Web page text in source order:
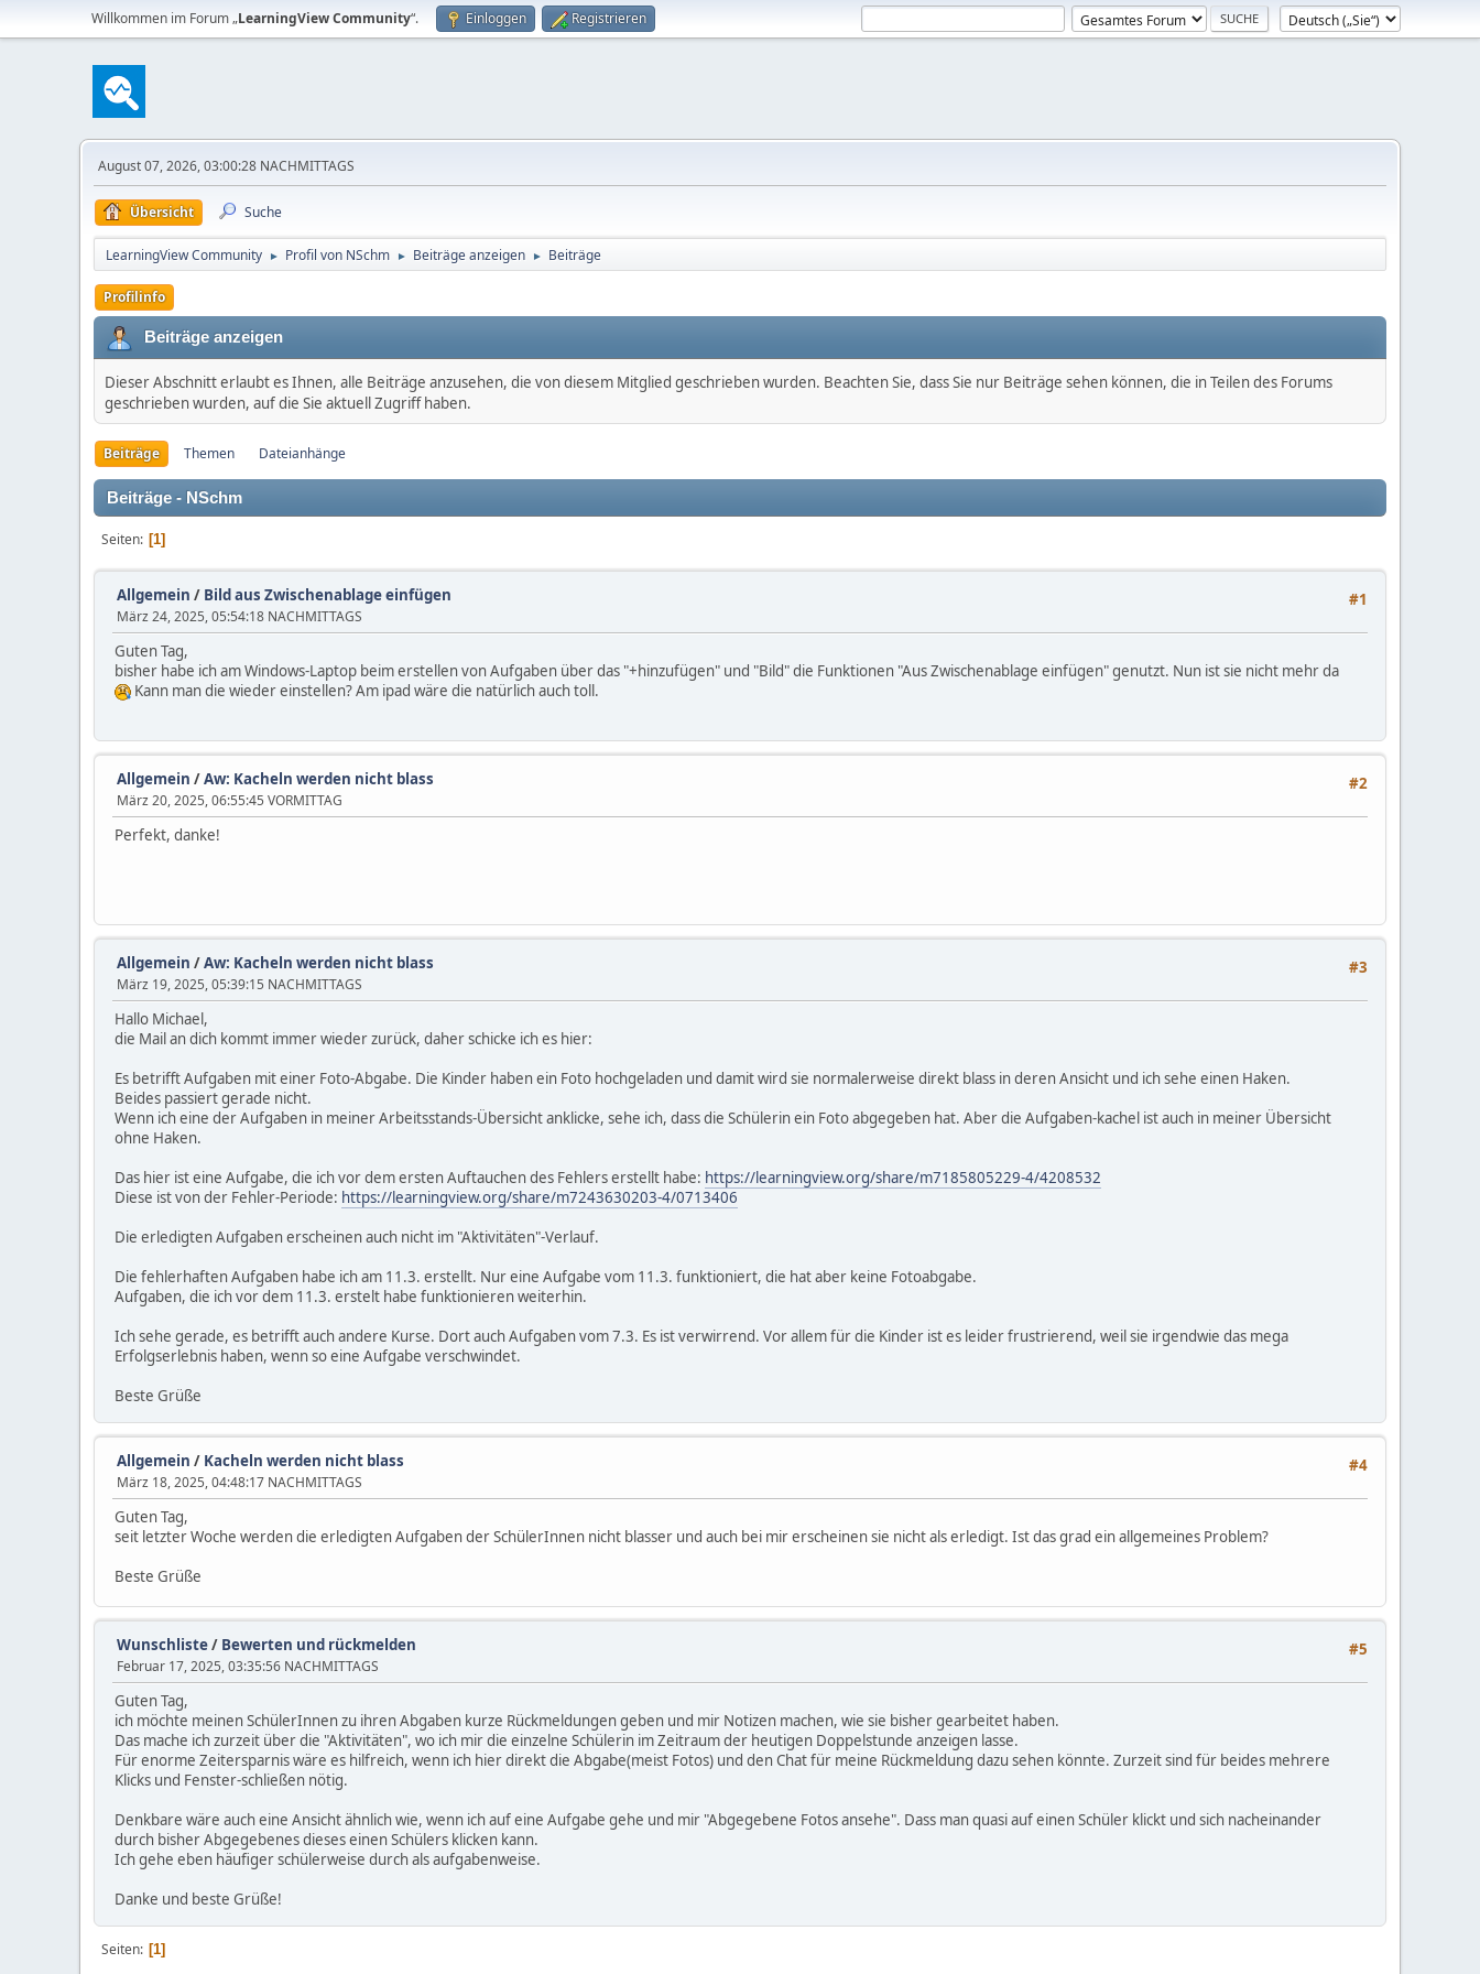
Willkommen im Forum „LearningView Community“. Einloggen Registrieren
August 07, 2026, 03:00:28 NACHMITTAGS
Übersicht Suche
LearningView Community ► Profil von NSchm ► Beiträge anzeigen ► Beiträge
Profilinfo
Beiträge anzeigen
Dieser Abschnitt erlaubt es Ihnen, alle Beiträge anzusehen, die von diesem Mitglied geschrieben wurden. Beachten Sie, dass Sie nur Beiträge sehen können, die in Teilen des Forums
geschrieben wurden, auf die Sie aktuell Zugriff haben.
Beiträge Themen Dateianhänge
Beiträge - NSchm
Seiten 1
#1
Allgemein / Bild aus Zwischenablage einfügen
März 24, 2025, 05:54:18 NACHMITTAGS
Guten Tag,
bisher habe ich am Windows-Laptop beim erstellen von Aufgaben über das "+hinzufügen" und "Bild" die Funktionen "Aus Zwischenablage einfügen" genutzt. Nun ist sie nicht mehr da
Kann man die wieder einstellen? Am ipad wäre die natürlich auch toll.
#2
Allgemein /Aw: Kacheln werden nicht blass
März 20, 2025, 06:55:45 VORMITTAG
Perfekt, danke!
#3
Allgemein /Aw: Kacheln werden nicht blass
März 19, 2025, 05:39:15 NACHMITTAGS
Hallo Michael,
die Mail an dich kommt immer wieder zurück, daher schicke ich es hier:
Es betrifft Aufgaben mit einer Foto-Abgabe. Die Kinder haben ein Foto hochgeladen und damit wird sie normalerweise direkt blass in deren Ansicht und ich sehe einen Haken.
Beides passiert gerade nicht.
Wenn ich eine der Aufgaben in meiner Arbeitsstands-Übersicht anklicke, sehe ich, dass die Schülerin ein Foto abgegeben hat. Aber die Aufgaben-kachel ist auch in meiner Übersicht
ohne Haken.
Das hier ist eine Aufgabe, die ich vor dem ersten Auftauchen des Fehlers erstellt habe: https://learningview.org/share/m7185805229-4/4208532
Diese ist von der Fehler-Periode: https://learningview.org/share/m7243630203-4/0713406
Die erledigten Aufgaben erscheinen auch nicht im "Aktivitäten"-Verlauf.
Die fehlerhaften Aufgaben habe ich am 11.3. erstellt. Nur eine Aufgabe vom 11.3. funktioniert, die hat aber keine Fotoabgabe.
Aufgaben, die ich vor dem 11.3. erstelt habe funktionieren weiterhin.
Ich sehe gerade, es betrifft auch andere Kurse. Dort auch Aufgaben vom 7.3. Es ist verwirrend. Vor allem für die Kinder ist es leider frustrierend, weil sie irgendwie das mega
Erfolgserlebnis haben, wenn so eine Aufgabe verschwindet.
Beste Grüße
#4
Allgemein / Kacheln werden nicht blass
März 18, 2025, 04:48:17 NACHMITTAGS
Guten Tag,
seit letzter Woche werden die erledigten Aufgaben der SchülerInnen nicht blasser und auch bei mir erscheinen sie nicht als erledigt. Ist das grad ein allgemeines Problem?
Beste Grüße
#5
Wunschliste/ Bewerten und rückmelden
Februar 17, 2025, 03:35:56 NACHMITTAGS
Guten Tag,
ich möchte meinen SchülerInnen zu ihren Abgaben kurze Rückmeldungen geben und mir Notizen machen, wie sie bisher gearbeitet haben.
Das mache ich zurzeit über die "Aktivitäten", wo ich mir die einzelne Schülerin im Zeitraum der heutigen Doppelstunde anzeigen lasse.
Für enorme Zeitersparnis wäre es hilfreich, wenn ich hier direkt die Abgabe(meist Fotos) und den Chat für meine Rückmeldung dazu sehen könnte. Zurzeit sind für beides mehrere
Klicks und Fenster-schließen nötig.
Denkbare wäre auch eine Ansicht ähnlich wie, wenn ich auf eine Aufgabe gehe und mir "Abgegebene Fotos ansehe". Dass man quasi auf einen Schüler klickt und sich nacheinander
durch bisher Abgegebenes dieses einen Schülers klicken kann.
Ich gehe eben häufiger schülerweise durch als aufgabenweise.
Danke und beste Grüße!
Seiten 1